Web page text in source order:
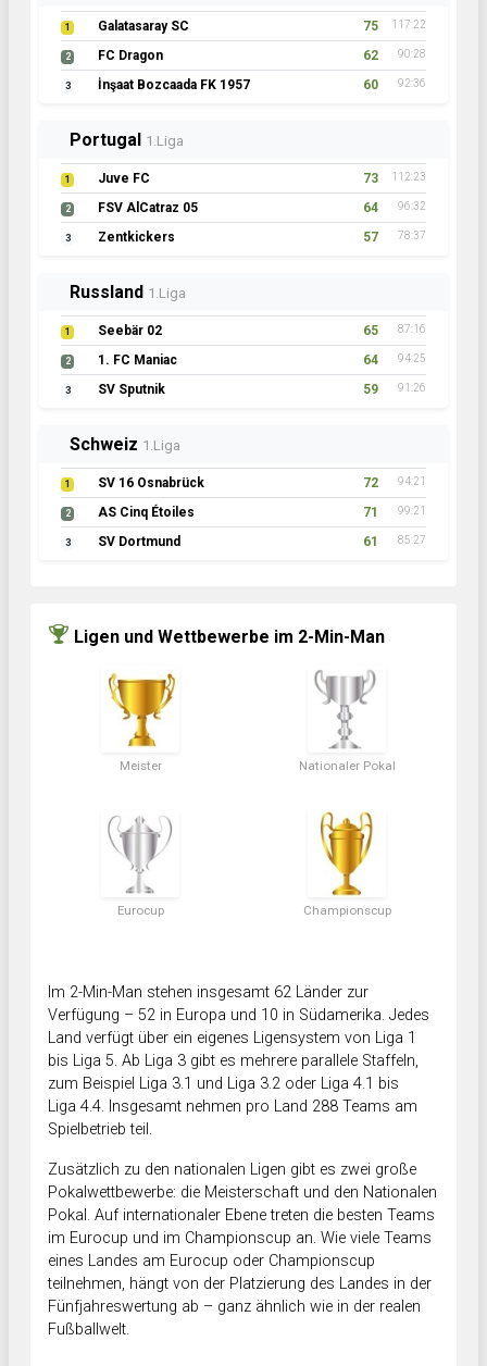
1 Galatasaray SC 75 117:22
2 FC Dragon 62 90:28
3 İnşaat Bozcaada FK 1957 60 92:36
Portugal 1.Liga
1 Juve FC 73 112:23
2 FSV AlCatraz 05 64 96:32
3 Zentkickers 57 78:37
Russland 1.Liga
1 Seebär 02 65 87:16
2 1. FC Maniac 64 94:25
3 SV Sputnik 59 91:26
Schweiz 1.Liga
1 SV 16 Osnabrück 72 94:21
2 AS Cinq Étoiles 71 99:21
3 SV Dortmund 61 85:27
Ligen und Wettbewerbe im 2-Min-Man
Meister Nationaler Pokal
Eurocup Championscup
Im 2-Min-Man stehen insgesamt 62 Länder zur
Verfügung – 52 in Europa und 10 in Südamerika. Jedes
Land verfügt über ein eigenes Ligensystem von Liga 1
bis Liga 5. Ab Liga 3 gibt es mehrere parallele Staffeln,
zum Beispiel Liga 3.1 und Liga 3.2 oder Liga 4.1 bis
Liga 4.4. Insgesamt nehmen pro Land 288 Teams am
Spielbetrieb teil.
Zusätzlich zu den nationalen Ligen gibt es zwei große
Pokalwettbewerbe: die Meisterschaft und den Nationalen
Pokal. Auf internationaler Ebene treten die besten Teams
im Eurocup und im Championscup an. Wie viele Teams
eines Landes am Eurocup oder Championscup
teilnehmen, hängt von der Platzierung des Landes in der
Fünfjahreswertung ab – ganz ähnlich wie in der realen
Fußballwelt.